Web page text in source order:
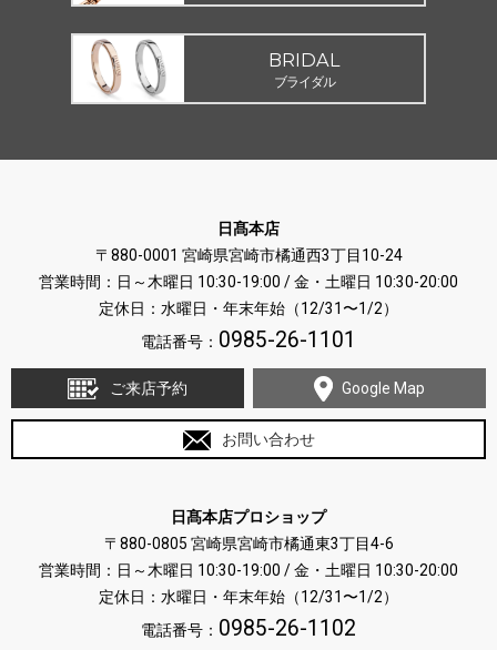
BRIDAL
ブライダル
日髙本店
〒880-0001 宮崎県宮崎市橘通西3丁目10-24
営業時間：日～木曜日 10:30-19:00 / 金・土曜日 10:30-20:00
定休日：水曜日・年末年始（12/31〜1/2）
電話番号： 0985-26-1101
ご来店予約 Google Map
お問い合わせ
日髙本店プロショップ
〒880-0805 宮崎県宮崎市橘通東3丁目4-6
営業時間：日～木曜日 10:30-19:00 / 金・土曜日 10:30-20:00
定休日：水曜日・年末年始（12/31〜1/2）
電話番号： 0985-26-1102